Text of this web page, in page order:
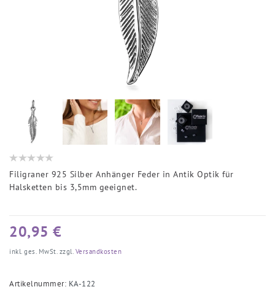
Filigraner 925 Silber Anhänger Feder in Antik Optik für
Halsketten bis 3,5mm geeignet.
20,95 €
inkl. ges. MwSt. zzgl. Versandkosten
Artikelnummer: KA-122